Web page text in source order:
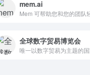
mem.ai
全球数字贸易博览会